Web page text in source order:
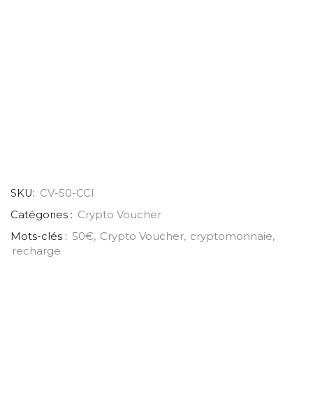
SKU: CV-50-CCI
Catégories : Crypto Voucher
Mots-clés : 50€, Crypto Voucher, cryptomonnaie,
recharge